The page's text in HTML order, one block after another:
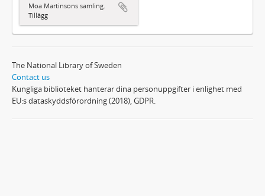
Moa Martinsons samling.
Tillägg
The National Library of Sweden
Contact us
Kungliga biblioteket hanterar dina personuppgifter i enlighet med
EU:s dataskyddsförordning (2018), GDPR.